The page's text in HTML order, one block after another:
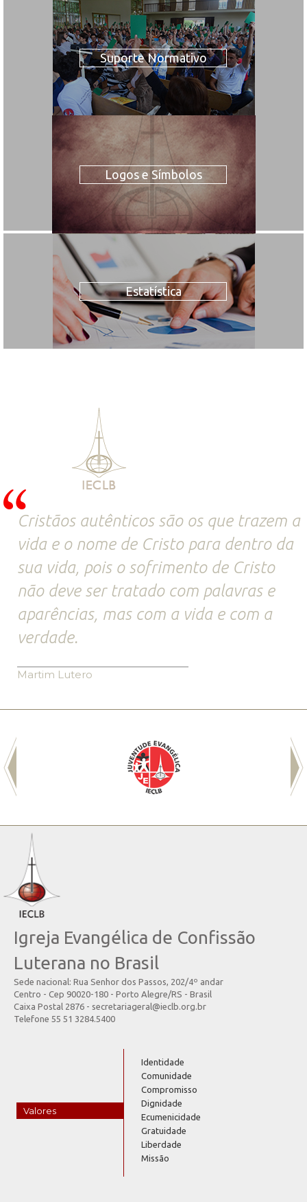
Suporte Normativo
Logos e Símbolos
Estatística
Cristãos autênticos são os que trazem a
vida e o nome de Cristo para dentro da
sua vida, pois o sofrimento de Cristo
não deve ser tratado com palavras e
aparências, mas com a vida e com a
verdade.
Martim Lutero
Igreja Evangélica de Confissão
Luterana no Brasil
Sede nacional: Rua Senhor dos Passos, 202/4º andar
Centro - Cep 90020-180 - Porto Alegre/RS - Brasil
Caixa Postal 2876 - secretariageral@ieclb.org.br
Telefone 55 51 3284.5400
Valores
Identidade
Comunidade
Compromisso
Dignidade
Ecumenicidade
Gratuidade
Liberdade
Missão